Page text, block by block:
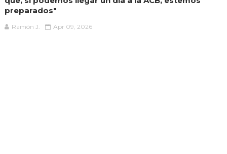
preparados"
Ramón J. Apr 09, 2026